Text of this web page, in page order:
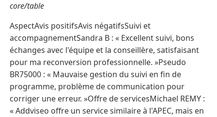
core/table
AspectAvis positifsAvis négatifsSuivi et
accompagnementSandra B : « Excellent suivi, bons
échanges avec l'équipe et la conseillère, satisfaisant
pour ma reconversion professionnelle. »Pseudo
BR75000 : « Mauvaise gestion du suivi en fin de
programme, problème de communication pour
corriger une erreur. »Offre de servicesMichael REMY :
« Addviseo offre un service similaire à l'APEC, mais en